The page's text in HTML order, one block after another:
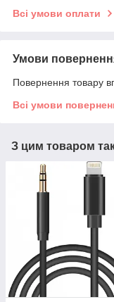
Всі умови оплати
Умови
Повернення товару
Всі умови
З цим товаром